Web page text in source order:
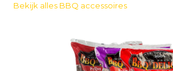
Bekijk alles BBQ accessoires